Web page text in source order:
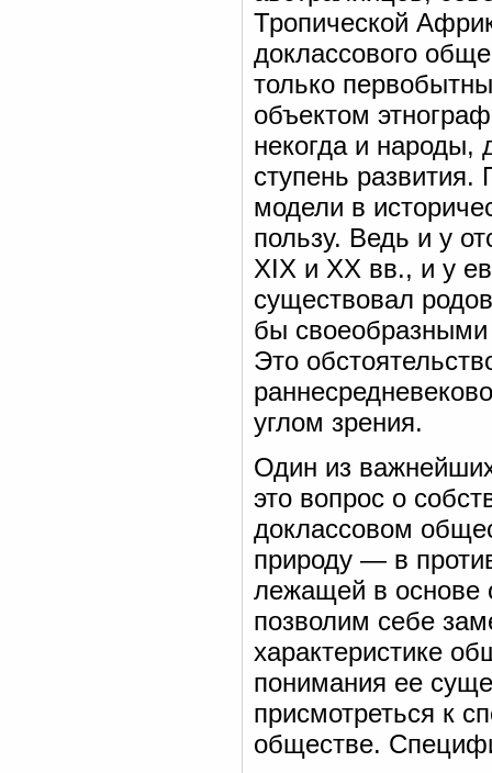
Тропической
доклассового
только
объектом
некогда и
ступень
модели в
пользу. Ведь и у
XIX и XX вв., и у
существовал
бы
Это
углом зрения.
Один из
это вопрос о
доклассовом
природу — в
лежащей в основе
позволим себе
характеристике
понимания ее
присмотреться к
обществе.